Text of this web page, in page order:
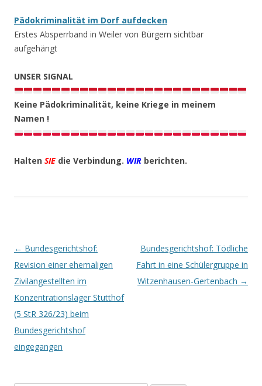
Pädokriminalität im Dorf aufdecken
Erstes Absperrband in Weiler von Bürgern sichtbar
aufgehängt
UNSER SIGNAL
Keine Pädokriminalität, keine Kriege in meinem
Namen !
Halten SIE die Verbindung. WIR berichten.
Beitrags-
Navigation
← Bundesgerichtshof:
Revision einer ehemaligen
Zivilangestellten im
Konzentrationslager Stutthof
(5 StR 326/23) beim
Bundesgerichtshof
eingegangen
Bundesgerichtshof: Tödliche
Fahrt in eine Schülergruppe in
Witzenhausen-Gertenbach →